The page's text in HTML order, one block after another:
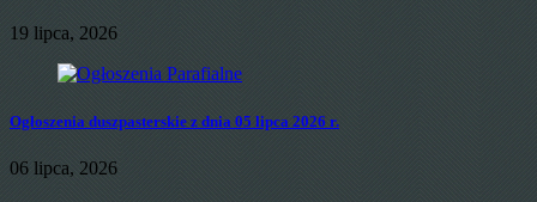
19 lipca, 2026
Ogłoszenia duszpasterskie z dnia 05 lipca 2026 r.
06 lipca, 2026